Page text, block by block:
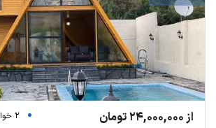
از 24,000,000 تومان
2 خواب